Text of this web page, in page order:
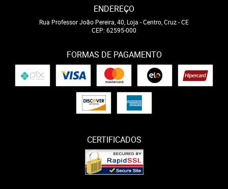
ENDEREÇO
Rua Professor João Pereira, 40, Loja -Centro, Cruz-CE
CEP: 62595-000
FORMAS DE PAGAMENTO
CERTIFICADOS